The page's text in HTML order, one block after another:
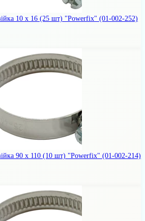
10 х 16 (25 шт) "Powerfix" (01-002-252)
90 х 110 (10 шт) "Powerfix" (01-002-214)